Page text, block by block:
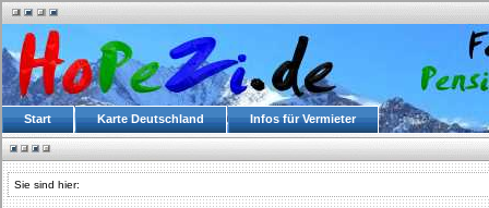
Start Karte Deutschland Infos für Vermieter
Sie sind hier: